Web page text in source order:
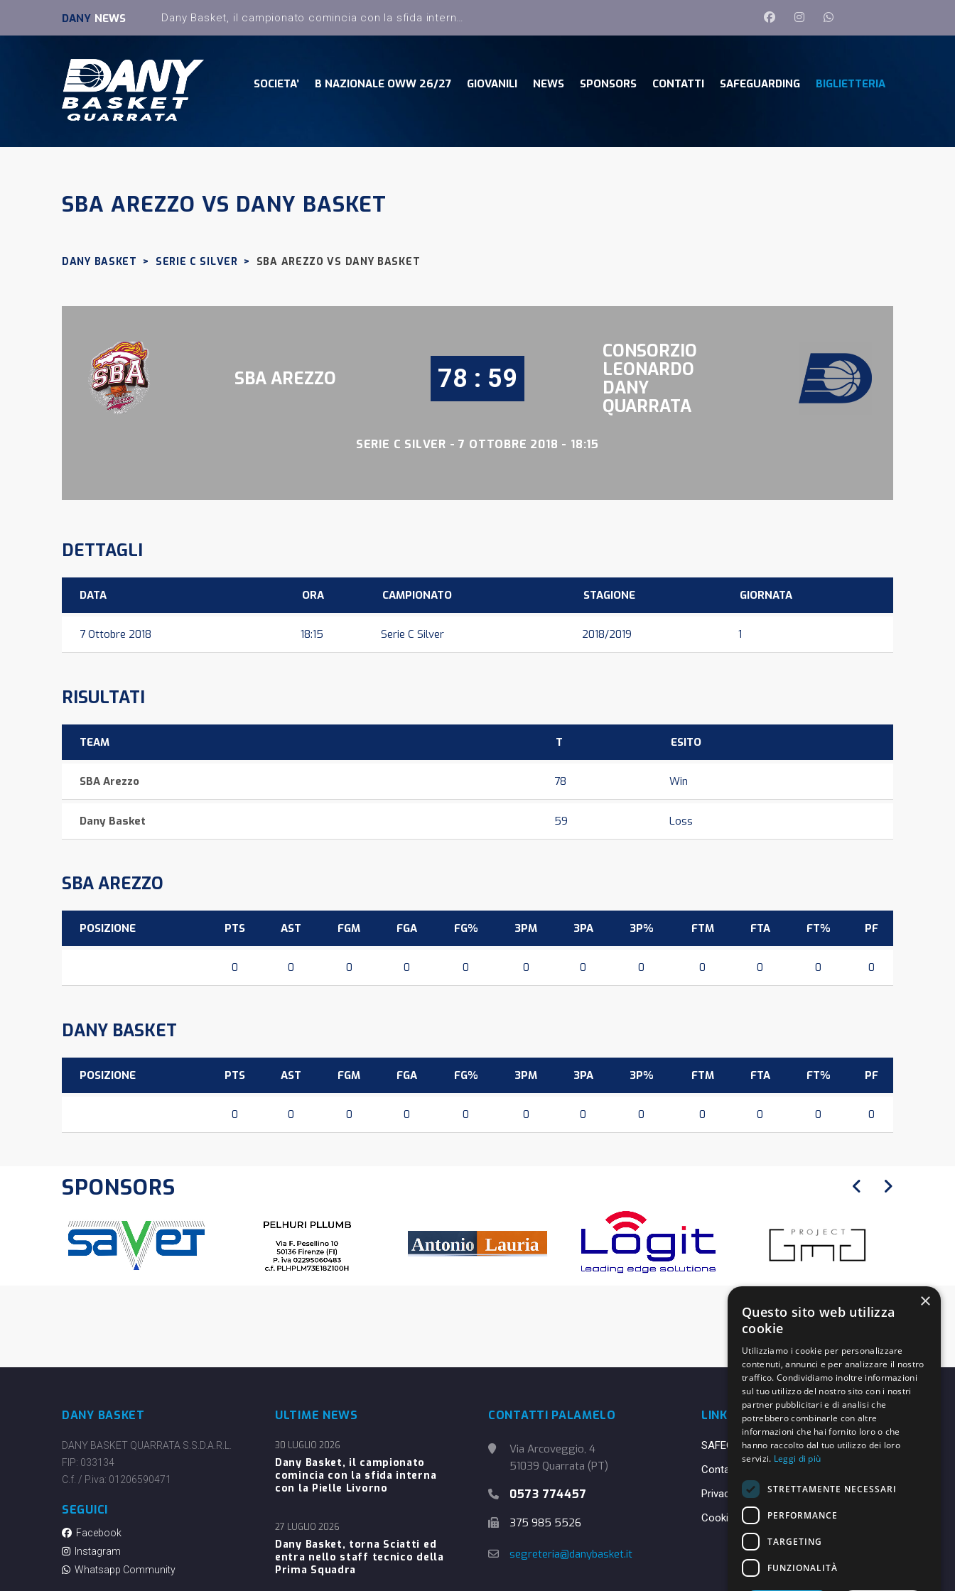
DANY NEWS Dany Basket, il campionato comincia con la sfida interna con la Pielle Livorno
SOCIETA’ B NAZIONALE OWW 26/27 GIOVANILI NEWS SPONSORS CONTATTI SAFEGUARDING BIGLIETTERIA
SBA AREZZO VS DANY BASKET
DANY BASKET > SERIE C SILVER > SBA AREZZO VS DANY BASKET
SBA AREZZO 78 : 59
CONSORZIO
LEONARDO
DANY
QUARRATA
SERIE C SILVER - 7 OTTOBRE 2018 - 18:15
DETTAGLI
DATA ORA CAMPIONATO STAGIONE GIORNATA
7 Ottobre 2018 18:15 Serie C Silver 2018/2019 1
RISULTATI
TEAM T ESITO
SBA Arezzo 78 Win
Dany Basket 59 Loss
SBA AREZZO
POSIZIONE PTS AST FGM FGA FG% 3PM 3PA 3P% FTM FTA FT% PF
0 0 0 0 0 0 0 0 0 0 0 0
DANY BASKET
POSIZIONE PTS AST FGM FGA FG% 3PM 3PA 3P% FTM FTA FT% PF
0 0 0 0 0 0 0 0 0 0 0 0
SPONSORS
DANY BASKET
DANY BASKET QUARRATA S.S.D.A.R.L.
FIP: 033134
C.f. / P.iva: 01206590471
SEGUICI
Facebook
Instagram
Whatsapp Community
ULTIME NEWS
Dany Basket, il campionato
comincia con la sfida interna
con la Pielle Livorno
30 LUGLIO 2026
Dany Basket, torna Sciatti ed
entra nello staff tecnico della
Prima Squadra
27 LUGLIO 2026
CONTATTI PALAMELO
Via Arcoveggio, 4
51039 Quarrata (PT)
0573 774457
375 985 5526
segreteria@danybasket.it
LINK UTILI
SAFEGUARDING
Contatti
Privacy Policy
Cookie Policy
×
Questo sito web utilizza
cookie
Utilizziamo i cookie per personalizzare
contenuti, annunci e per analizzare il nostro
traffico. Condividiamo inoltre informazioni
sul tuo utilizzo del nostro sito con i nostri
partner pubblicitari e di analisi che
potrebbero combinarle con altre
informazioni che hai fornito loro o che
hanno raccolto dal tuo utilizzo dei loro
servizi. Leggi di più
STRETTAMENTE NECESSARI
PERFORMANCE
TARGETING
FUNZIONALITÀ